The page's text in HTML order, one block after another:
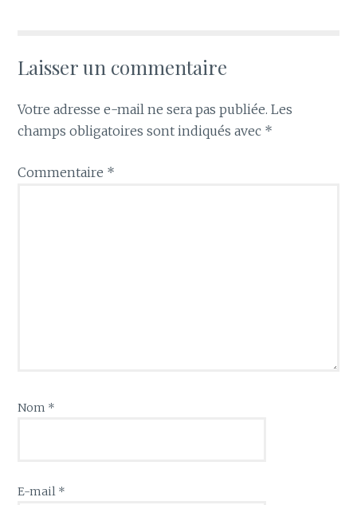
Laisser un commentaire
Votre adresse e-mail ne sera pas publiée. Les
champs obligatoires sont indiqués avec *
Commentaire *
Nom *
E-mail *